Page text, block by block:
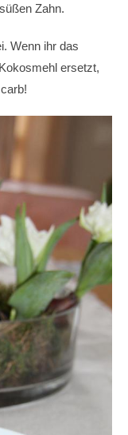
Zahn.
Wenn ihr das
ersetzt,